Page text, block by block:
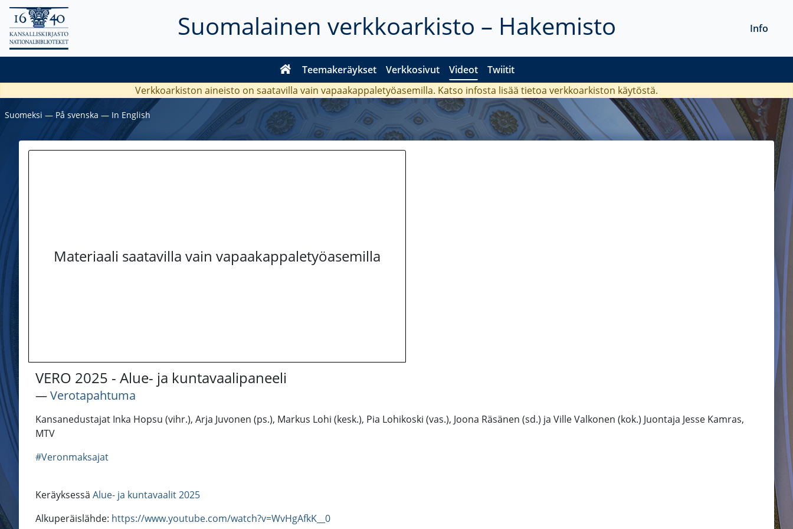
Suomalainen verkkoarkisto – Hakemisto
Teemakeräykset Verkkosivut Videot Twiitit
Info
Verkkoarkiston aineisto on saatavilla vain vapaakappaletyöasemilla. Katso infosta lisää tietoa verkkoarkiston käytöstä.
Suomeksi ― På svenska ― In English
Materiaali saatavilla vain vapaakappaletyöasemilla
VERO 2025 - Alue- ja kuntavaalipaneeli
―Verotapahtuma
Kansanedustajat Inka Hopsu (vihr.), Arja Juvonen (ps.), Markus Lohi (kesk.), Pia Lohikoski (vas.), Joona Räsänen (sd.) ja Ville Valkonen (kok.) Juontaja Jesse Kamras,
MTV
#Veronmaksajat
Keräyksessä Alue- ja kuntavaalit 2025
Alkuperäislähde: https://www.youtube.com/watch?v=WvHgAfkK__0